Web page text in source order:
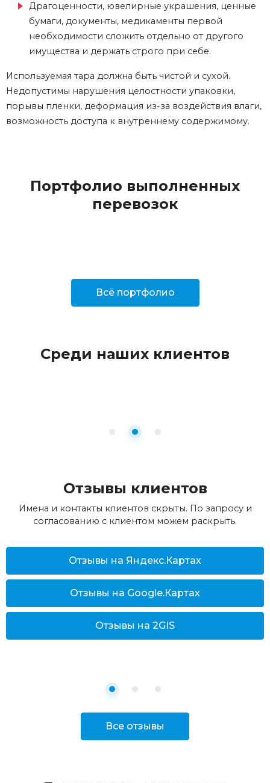
Драгоценности, ювелирные украшения, ценные
бумаги, документы, медикаменты первой
необходимости сложить отдельно от другого
имущества и держать строго при себе.
Используемая тара должна быть чистой и сухой.
Недопустимы нарушения целостности упаковки,
порывы пленки, деформация из-за воздействия влаги,
возможность доступа к внутреннему содержимому.
Отзывы клиентов
Имена и контакты клиентов скрыты. По запросу и
согласованию с клиентом можем раскрыть.
Отзывы на Яндекс.Картах
Отзывы на Google.Картах
Отзывы на 2GIS
Все отзывы
Портфолио выполненных
перевозок
Всё портфолио
Среди наших клиентов